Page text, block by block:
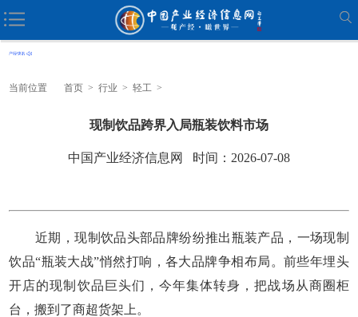
当前位置 首页 > 行业 > 轻工 >
现制饮品跨界入局瓶装饮料市场
中国产业经济信息网 时间：2026-07-08
近期，现制饮品头部品牌纷纷推出瓶装产品，一场现制
饮品“瓶装大战”悄然打响，各大品牌争相布局。前些年埋头
开店的现制饮品巨头们，今年集体转身，把战场从商圈柜
台，搬到了商超货架上。